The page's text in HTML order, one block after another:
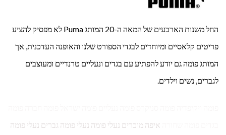
החל משנות הארבעים של המאה ה-20 המותג Puma לא מפסיק להציע
פריטים קלאסיים ומיוחדים לבגדי הספורט שלנו והאופנה העדכנית, אך
המותג פומה גם יודע להפתיע עם בגדים ונעליים טרנדיים ומעוצבים
לגברים, נשים וילדים.
איפה מוכרים נעלי פומה נעלי פומה גברים נעלי פומה